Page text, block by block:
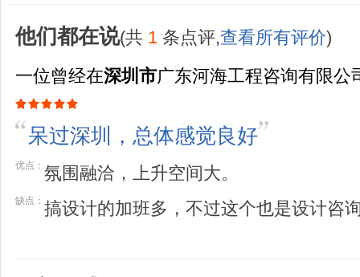
他们都在说(共 1 条点评,查看所有评价)
一位曾经在深圳市广东河海工程咨询有限公
呆过深圳，总体感觉良好
优点： 氛围融洽，上升空间大。
缺点： 搞设计的加班多，不过这个也是设计咨